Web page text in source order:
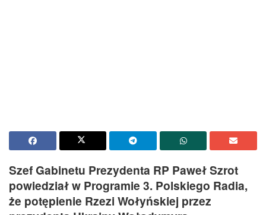
Szef Gabinetu Prezydenta RP Paweł Szrot
powiedział w Programie 3. Polskiego Radia,
że potępienie Rzezi Wołyńskiej przez